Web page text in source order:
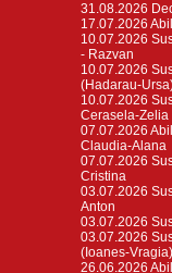
31.08.2026
17.07.2026
10.07.2026
- Razvan
10.07.2026
(Hadarau-
10.07.2026
Cerasela-Zelia
07.07.2026
Claudia-Alana
07.07.2026
Cristina
03.07.2026
Anton
03.07.2026
03.07.2026
(Ioanes-
26.06.2026